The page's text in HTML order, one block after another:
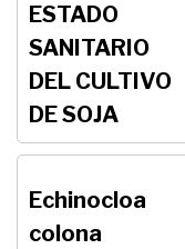
ESTADO
SANITARIO
DEL CULTIVO
DE SOJA
Echinocloa
colona